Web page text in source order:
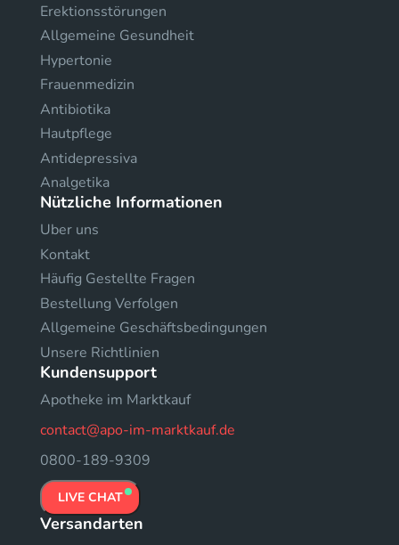
Erektionsstörungen
Allgemeine Gesundheit
Hypertonie
Frauenmedizin
Antibiotika
Hautpflege
Antidepressiva
Analgetika
Nützliche Informationen
Uber uns
Kontakt
Häufig Gestellte Fragen
Bestellung Verfolgen
Allgemeine Geschäftsbedingungen
Unsere Richtlinien
Kundensupport
Apotheke im Marktkauf
contact@apo-im-marktkauf.de
0800-189-9309
LIVE CHAT
Versandarten